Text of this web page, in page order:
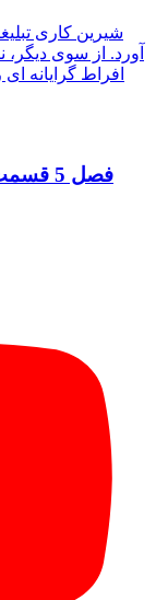
شیرین کاری
آورد. از سوی دیگر،
افراط گرایانه
فصل 5 قسمت 3 سریال بهتره با سال تماس بگیری